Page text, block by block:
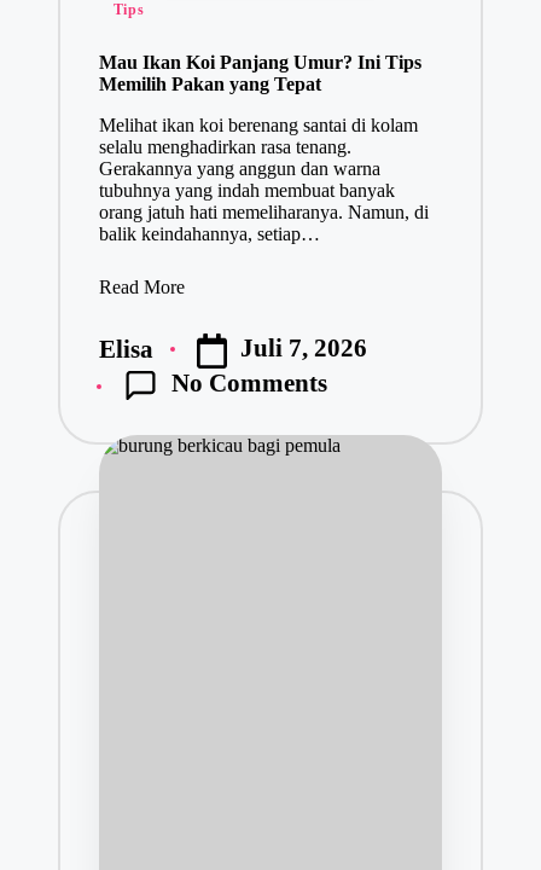
Tips
Mau Ikan Koi Panjang Umur? Ini Tips
Memilih Pakan yang Tepat
Melihat ikan koi berenang santai di kolam
selalu menghadirkan rasa tenang.
Gerakannya yang anggun dan warna
tubuhnya yang indah membuat banyak
orang jatuh hati memeliharanya. Namun, di
balik keindahannya, setiap…
Read More
Elisa
Juli 7, 2026
No Comments